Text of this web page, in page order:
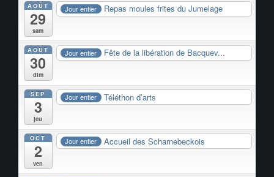
AOÛT
29
sam
Jour entier Repas moules frites du Jumelage
AOÛT
30
dim
Jour entier Fête de la libération de Bacquev...
SEP
3
jeu
Jour entier Téléthon d’arts
OCT
2
ven
Jour entier Accueil des Scharnebeckois